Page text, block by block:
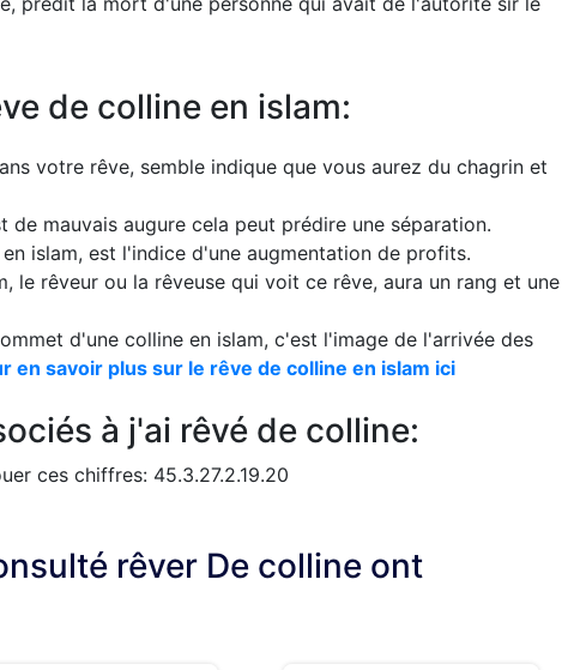
de colline en islam:
votre rêve, semble indique que vous aurez du chagrin et
de mauvais augure cela peut prédire une séparation.
en islam, est l'indice d'une augmentation de profits.
le rêveur ou la rêveuse qui voit ce rêve, aura un rang et une
d'une colline en islam, c'est l'image de l'arrivée des
en savoir plus sur le rêve de colline en islam ici
à j'ai rêvé de colline:
ces chiffres: 45.3.27.2.19.20
rêver De colline ont